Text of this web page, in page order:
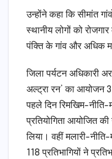
उन्होंने कहा कि सीमांत
स्थानीय लोगों को
पंक्ति के गांव और अधिक
जिला पर्यटन अधिकारी
अल्ट्रा रन’ का आयोजन
पहले दिन रिमखिम-नीति-
प्रतियोगिता आयोजित
लिया। वहीं मलारी-
118 प्रतिभागियों ने